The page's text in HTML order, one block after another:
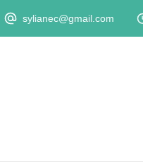
sylianec@gmail.com